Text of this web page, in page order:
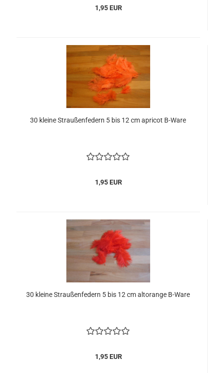
1,95 EUR
30 kleine Straußenfedern 5 bis 12 cm apricot B-Ware
1,95 EUR
30 kleine Straußenfedern 5 bis 12 cm altorange B-Ware
1,95 EUR